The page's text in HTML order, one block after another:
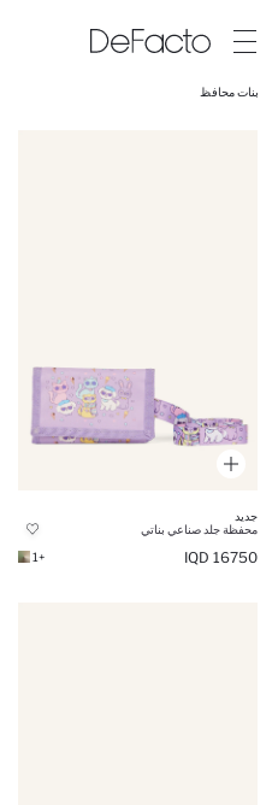
بنات محافظ
جديد
محفظة جلد صناعي بناتي
16750 IQD
+1